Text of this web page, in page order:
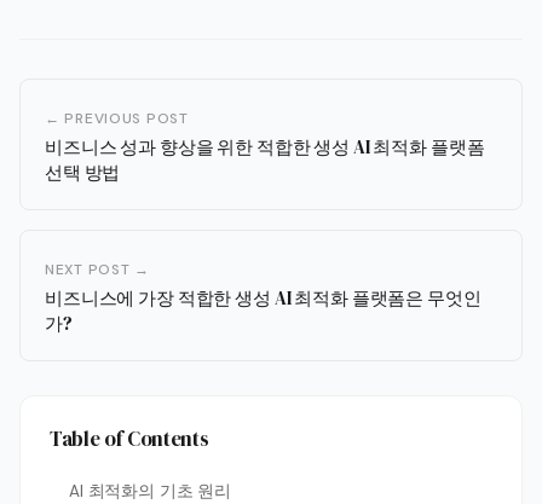
← PREVIOUS POST
비즈니스 성과 향상을 위한 적합한 생성 AI 최적화 플랫폼
선택 방법
NEXT POST →
비즈니스에 가장 적합한 생성 AI 최적화 플랫폼은 무엇인
가?
Table of Contents
AI 최적화의 기초 원리